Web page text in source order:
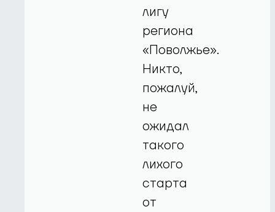
лигу
региона
«Поволжье».
Никто,
пожалуй,
не
ожидал
такого
лихого
старта
от